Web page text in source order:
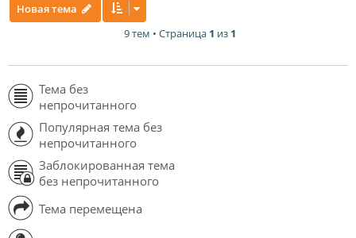
Новая тема
9 тем • Страница 1 из 1
Тема без
непрочитанного
Популярная тема без
непрочитанного
Заблокированная тема
без непрочитанного
Тема перемещена